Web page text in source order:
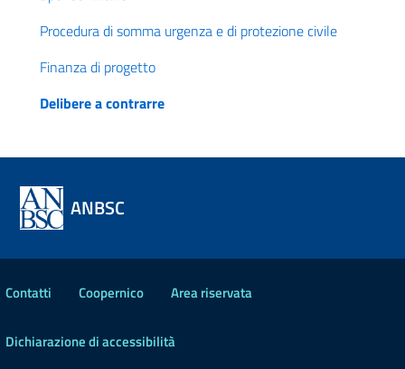
Procedura di somma urgenza e di protezione civile
Finanza di progetto
Delibere a contrarre
ANBSC
Contatti Coopernico Area riservata
Dichiarazione di accessibilità